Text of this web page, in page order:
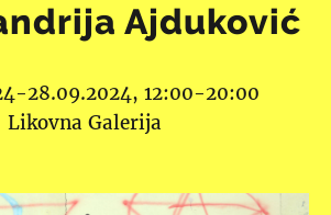
Ajduković
28.09.2024, 12:00-20:00
Likovna Galerija